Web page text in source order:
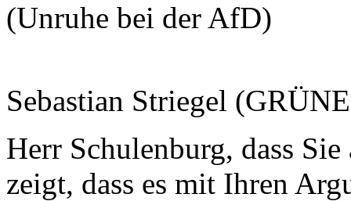
(Unruhe bei der AfD)
Sebastian Striegel
Herr Schulenburg, dass
zeigt, dass es mit Ihren